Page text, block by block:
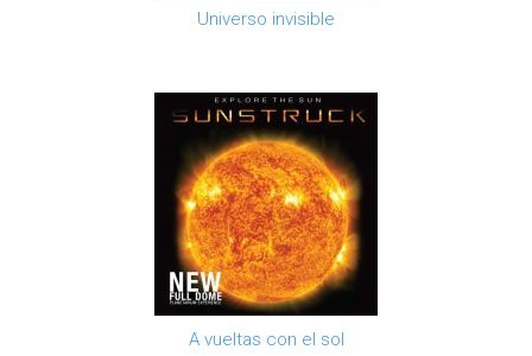
Universo invisible
A vueltas con el sol